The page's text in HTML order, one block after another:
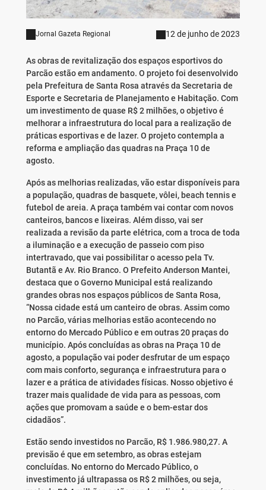
Jornal Gazeta Regional 12 de junho de 2023
As obras de revitalização dos espaços esportivos do
Parcão estão em andamento. O projeto foi desenvolvido
pela Prefeitura de Santa Rosa através da Secretaria de
Esporte e Secretaria de Planejamento e Habitação. Com
um investimento de quase R$ 2 milhões, o objetivo é
melhorar a infraestrutura do local para a realização de
práticas esportivas e de lazer. O projeto contempla a
reforma e ampliação das quadras na Praça 10 de
agosto.
Após as melhorias realizadas, vão estar disponíveis para
a população, quadras de basquete, vôlei, beach tennis e
futebol de areia. A praça também vai contar com novos
canteiros, bancos e lixeiras. Além disso, vai ser
realizada a revisão da parte elétrica, com a troca de toda
a iluminação e a execução de passeio com piso
intertravado, que vai possibilitar o acesso pela Tv.
Butantã e Av. Rio Branco. O Prefeito Anderson Mantei,
destaca que o Governo Municipal está realizando
grandes obras nos espaços públicos de Santa Rosa,
“Nossa cidade está um canteiro de obras. Assim como
no Parcão, várias melhorias estão acontecendo no
entorno do Mercado Público e em outras 20 praças do
município. Após concluídas as obras na Praça 10 de
agosto, a população vai poder desfrutar de um espaço
com mais conforto, segurança e infraestrutura para o
lazer e a prática de atividades físicas. Nosso objetivo é
trazer mais qualidade de vida para as pessoas, com
ações que promovam a saúde e o bem-estar dos
cidadãos”.
Estão sendo investidos no Parcão, R$ 1.986.980,27. A
previsão é que em setembro, as obras estejam
concluídas. No entorno do Mercado Público, o
investimento já ultrapassa os R$ 2 milhões, ou seja,